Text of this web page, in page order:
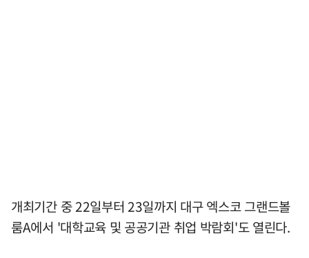
개최기간 중 22일부터 23일까지 대구 엑스코 그랜드볼
룸A에서 '대학교육 및 공공기관 취업 박람회'도 열린다.